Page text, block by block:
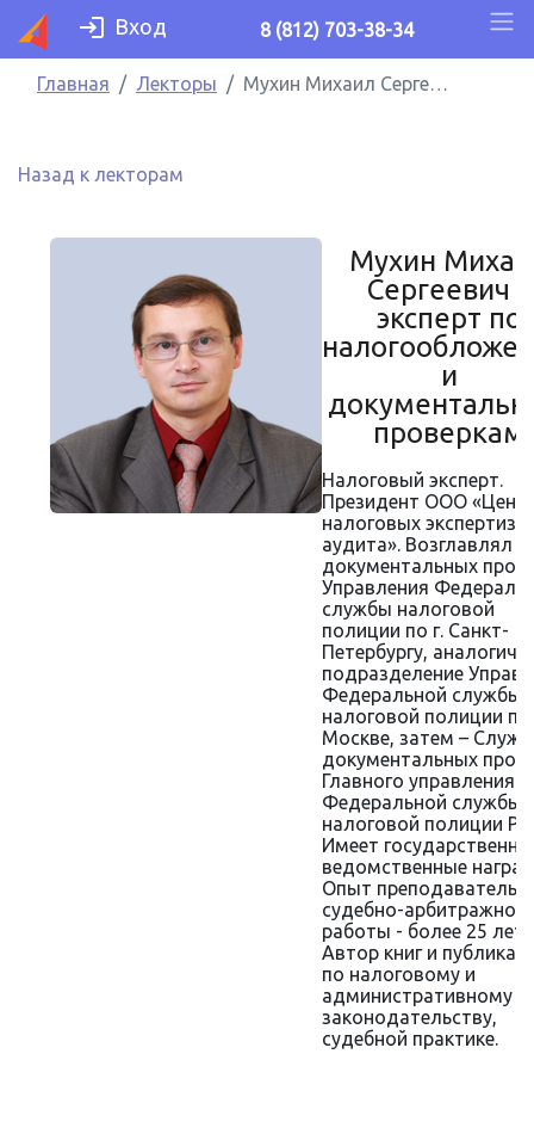
Вход 8 (812) 703-38-34
Главная Лекторы Мухин Михаил Сергеевич – эксперт по налогообложению и документальным проверкам
Назад к лекторам
Мухин
Сергеевич –
эксперт по
и
проверкам
Налоговый эксперт.
Президент ООО
налоговых экспертиз и
аудита». Возглавлял
документальных
Управления
службы налоговой
полиции по г. Санкт-
Петербургу,
подразделение
Федеральной службы
налоговой полиции по
Москве, затем –
документальных
Главного управления
Федеральной службы
налоговой полиции
Имеет
ведомственные
Опыт
судебно-арбитражной
работы - более 25 лет.
Автор книг и
по налоговому и
административному
законодательству,
судебной практике.